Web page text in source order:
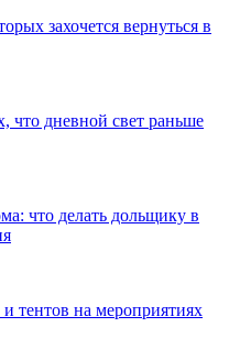
захочется вернуться в
что дневной свет раньше
что делать дольщику в
тентов на мероприятиях